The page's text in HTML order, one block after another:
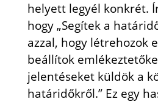
helyett legyél konkrét.
hogy „Segítek a
azzal, hogy létrehozok
beállítok
jelentéseket küldök a
határidőkről.” Ez egy